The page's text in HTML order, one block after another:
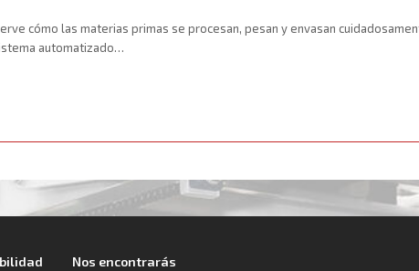
cómo las materias primas se procesan, pesan y envasan
automatizado…
Nos encontrarás